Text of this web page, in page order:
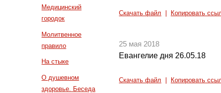
Медицинский
городок
Молитвенное
правило
На стыке
О душевном
здоровье. Беседа
Скачать файл Копировать
25 мая 2018
Евангелие дня 26.05.18
Скачать файл Копировать